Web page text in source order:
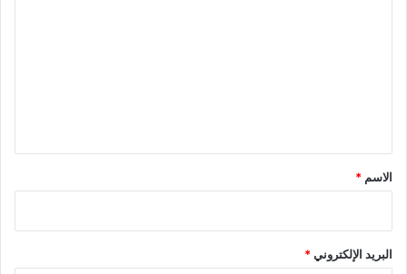
*
الاسم *
البريد الإلكتروني*